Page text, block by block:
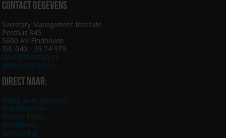
Contact gegevens
Secretary Management Institute
Postbus 845
5600 AV Eindhoven
Tel. 040 - 29 74 979
klant@secretary.nl
www.secretary.nl
Direct naar:
Wijzig jouw gegevens
Klantenservice
Privacy Policy
Incompany
Sponsoring